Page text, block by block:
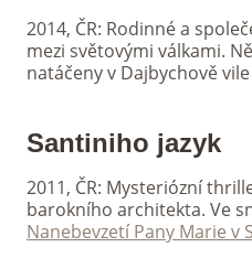
2014, ČR: Rodinné a
mezi světovými válkami.
natáčeny v Dajbychově
Santiniho jazyk
2011, ČR: Mysteriózní
barokního architekta. Ve
Nanebevzetí Pany Marie v